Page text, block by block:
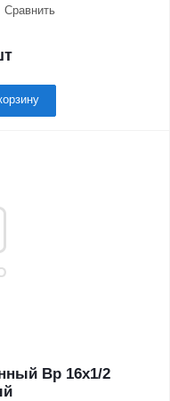
Сравнить
Вр 16х1/2